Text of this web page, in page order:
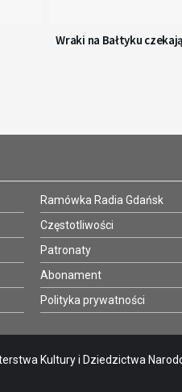
Wraki na Bałtyku
Ramówka Radia Gdańsk
Częstotliwości
Patronaty
Abonament
Polityka prywatności
Kultury i Dziedzictwa